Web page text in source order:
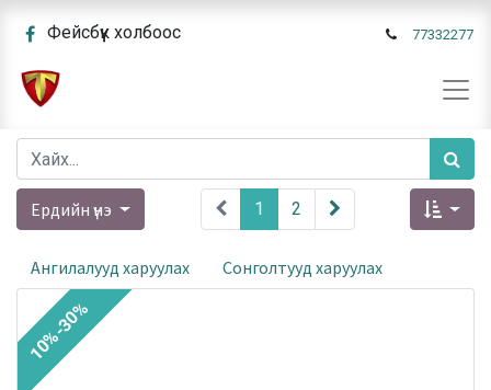
Фейсбүүк холбоос 77332277
Ердийн үнэ 1 2
Ангилалууд харуулах Сонголтууд харуулах
10%-30%